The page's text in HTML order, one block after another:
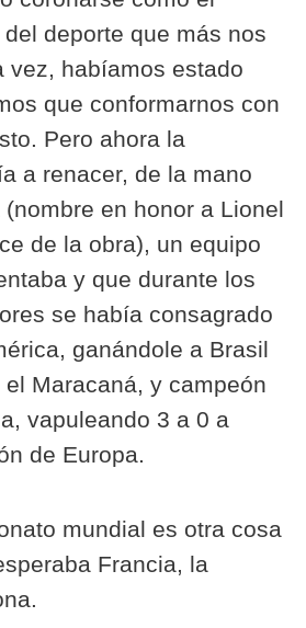
deporte que más nos
vez, habíamos estado
que conformarnos con
Pero ahora la
a renacer, de la mano
en honor a Lionel
de la obra), un equipo
y que durante los
se había consagrado
ganándole a Brasil
Maracaná, y campeón
vapuleando 3 a 0 a
de Europa.
mundial es otra cosa
Francia, la